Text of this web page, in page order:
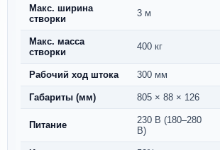
Макс. ширина
створки
3 м
Макс. масса
створки
400 кг
Рабочий ход штока 300 мм
Габариты (мм) 805 × 88 × 126
Питание
230 В (180–280
В)